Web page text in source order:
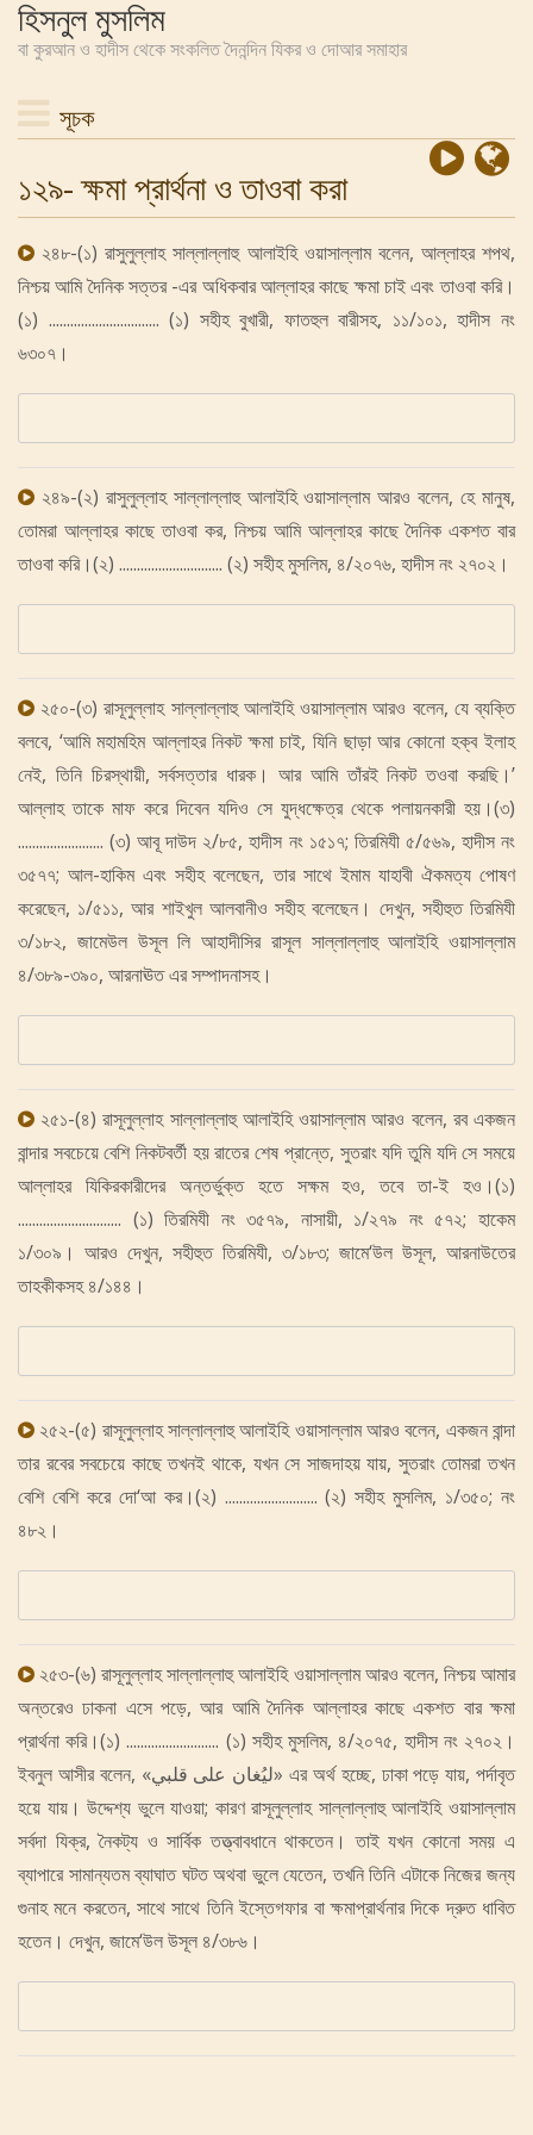
হিসনুল মুসলিম
বা কুরআন ও হাদীস থেকে সংকলিত দৈনন্দিন যিকর ও দোআর সমাহার
সূচক
১২৯- ক্ষমা প্রার্থনা ও তাওবা করা
২৪৮-(১) রাসুলুল্লাহ সাল্লাল্লাহু আলাইহি ওয়াসাল্লাম বলেন, আল্লাহর শপথ,
নিশ্চয় আমি দৈনিক সত্তর -এর অধিকবার আল্লাহর কাছে ক্ষমা চাই এবং তাওবা করি।
(১) ............................... (১) সহীহ বুখারী, ফাতহুল বারীসহ, ১১/১০১, হাদীস নং
৬৩০৭।
২৪৯-(২) রাসুলুল্লাহ সাল্লাল্লাহু আলাইহি ওয়াসাল্লাম আরও বলেন, হে মানুষ,
তোমরা আল্লাহর কাছে তাওবা কর, নিশ্চয় আমি আল্লাহর কাছে দৈনিক একশত বার
তাওবা করি।(২) ............................. (২) সহীহ মুসলিম, ৪/২০৭৬, হাদীস নং ২৭০২।
২৫০-(৩) রাসূলুল্লাহ সাল্লাল্লাহু আলাইহি ওয়াসাল্লাম আরও বলেন, যে ব্যক্তি
বলবে, ‘আমি মহামহিম আল্লাহর নিকট ক্ষমা চাই, যিনি ছাড়া আর কোনো হক্ব ইলাহ
নেই, তিনি চিরস্থায়ী, সর্বসত্তার ধারক। আর আমি তাঁরই নিকট তওবা করছি।’
আল্লাহ তাকে মাফ করে দিবেন যদিও সে যুদ্ধক্ষেত্র থেকে পলায়নকারী হয়।(৩)
........................ (৩) আবূ দাউদ ২/৮৫, হাদীস নং ১৫১৭; তিরমিযী ৫/৫৬৯, হাদীস নং
৩৫৭৭; আল-হাকিম এবং সহীহ বলেছেন, তার সাথে ইমাম যাহাবী ঐকমত্য পোষণ
করেছেন, ১/৫১১, আর শাইখুল আলবানীও সহীহ বলেছেন। দেখুন, সহীহুত তিরমিযী
৩/১৮২, জামেউল উসূল লি আহাদীসির রাসূল সাল্লাল্লাহু আলাইহি ওয়াসাল্লাম
৪/৩৮৯-৩৯০, আরনাঊত এর সম্পাদনাসহ।
২৫১-(৪) রাসূলুল্লাহ সাল্লাল্লাহু আলাইহি ওয়াসাল্লাম আরও বলেন, রব একজন
বান্দার সবচেয়ে বেশি নিকটবর্তী হয় রাতের শেষ প্রান্তে, সুতরাং যদি তুমি যদি সে সময়ে
আল্লাহর যিকিরকারীদের অন্তর্ভুক্ত হতে সক্ষম হও, তবে তা-ই হও।(১)
............................. (১) তিরমিযী নং ৩৫৭৯, নাসায়ী, ১/২৭৯ নং ৫৭২; হাকেম
১/৩০৯। আরও দেখুন, সহীহুত তিরমিযী, ৩/১৮৩; জামে‘উল উসূল, আরনাউতের
তাহকীকসহ ৪/১৪৪।
২৫২-(৫) রাসূলুল্লাহ সাল্লাল্লাহু আলাইহি ওয়াসাল্লাম আরও বলেন, একজন বান্দা
তার রবের সবচেয়ে কাছে তখনই থাকে, যখন সে সাজদাহয় যায়, সুতরাং তোমরা তখন
বেশি বেশি করে দো‘আ কর।(২) .......................... (২) সহীহ মুসলিম, ১/৩৫০; নং
৪৮২।
২৫৩-(৬) রাসূলুল্লাহ সাল্লাল্লাহু আলাইহি ওয়াসাল্লাম আরও বলেন, নিশ্চয় আমার
অন্তরেও ঢাকনা এসে পড়ে, আর আমি দৈনিক আল্লাহর কাছে একশত বার ক্ষমা
প্রার্থনা করি।(১) .......................... (১) সহীহ মুসলিম, ৪/২০৭৫, হাদীস নং ২৭০২।
ইবনুল আসীর বলেন, «ليُغان على قلبي» এর অর্থ হচ্ছে, ঢাকা পড়ে যায়, পর্দাবৃত
হয়ে যায়। উদ্দেশ্য ভুলে যাওয়া; কারণ রাসূলুল্লাহ সাল্লাল্লাহু আলাইহি ওয়াসাল্লাম
সর্বদা যিক্‌র, নৈকট্য ও সার্বিক তত্ত্বাবধানে থাকতেন। তাই যখন কোনো সময় এ
ব্যাপারে সামান্যতম ব্যাঘাত ঘটত অথবা ভুলে যেতেন, তখনি তিনি এটাকে নিজের জন্য
গুনাহ মনে করতেন, সাথে সাথে তিনি ইস্তেগফার বা ক্ষমাপ্রার্থনার দিকে দ্রুত ধাবিত
হতেন। দেখুন, জামে‘উল উসূল ৪/৩৮৬।